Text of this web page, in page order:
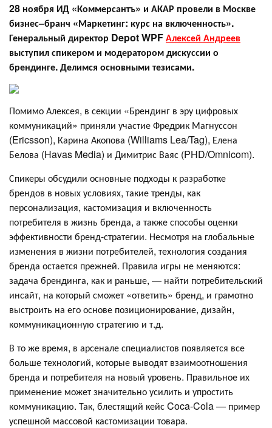
28 ноября ИД «Коммерсантъ» и АКАР провели в Москве
бизнес–бранч «Маркетинг: курс на включенность».
Генеральный директор Depot WPFАлексей Андреев
выступил спикером и модератором дискуссии о
брендинге. Делимся основными тезисами.
Помимо Алексея, в секции «Брендинг в эру цифровых
коммуникаций» приняли участие Фредрик Магнуссон
(Ericsson), Карина Акопова (Williams Lea/Tag), Елена
Белова (Havas Media) и Димитрис Ваяс (PHD/Omnicom).
Спикеры обсудили основные подходы к разработке
брендов в новых условиях, такие тренды, как
персонализация, кастомизация и включенность
потребителя в жизнь бренда, а также способы оценки
эффективности бренд-стратегии. Несмотря на глобальные
изменения в жизни потребителей, технология создания
бренда остается прежней. Правила игры не меняются:
задача брендинга, как и раньше, — найти потребительский
инсайт, на который сможет «ответить» бренд, и грамотно
выстроить на его основе позиционирование, дизайн,
коммуникационную стратегию и т.д.
В то же время, в арсенале специалистов появляется все
больше технологий, которые выводят взаимоотношения
бренда и потребителя на новый уровень. Правильное их
применение может значительно усилить и упростить
коммуникацию. Так, блестящий кейс Coca-Cola — пример
успешной массовой кастомизации товара.